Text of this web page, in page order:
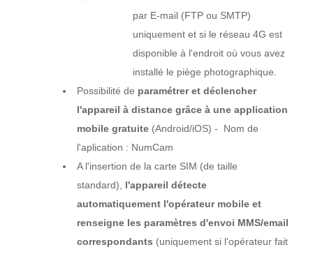
par E-mail (FTP ou SMTP)
uniquement et si le réseau 4G est
disponible à l'endroit où vous avez
installé le piège photographique.
Possibilité de paramétrer et déclencher
l'appareil à distance grâce à une application
mobile gratuite (Android/iOS) - Nom de
l'aplication : NumCam
A l'insertion de la carte SIM (de taille
standard), l'appareil détecte
automatiquement l'opérateur mobile et
renseigne les paramètres d'envoi MMS/email
correspondants (uniquement si l'opérateur fait